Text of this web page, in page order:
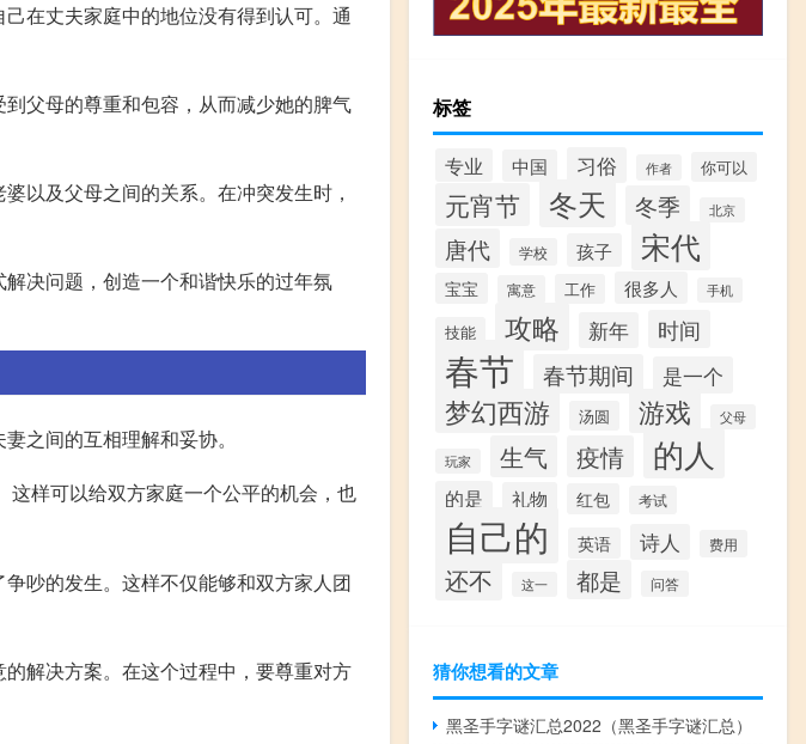
在丈夫家庭中的地位没有得到认可。通
父母的尊重和包容，从而减少她的脾气
以及父母之间的关系。在冲突发生时，
决问题，创造一个和谐快乐的过年氛
之间的互相理解和妥协。
样可以给双方家庭一个公平的机会，也
吵的发生。这样不仅能够和双方家人团
解决方案。在这个过程中，要尊重对方
标签
专业 中国 习俗 作者 你可以
元宵节 冬天 冬季 北京
唐代 学校 孩子 宋代
宝宝 寓意 工作 很多人 手机
技能 攻略 新年 时间
春节 春节期间 是一个
梦幻西游 汤圆 游戏 父母
玩家 生气 疫情 的人
的是 礼物 红包 考试
自己的 英语 诗人 费用
还不 这一 都是 问答
猜你想看的文章
黑圣手字谜汇总2022（黑圣手字谜汇总）